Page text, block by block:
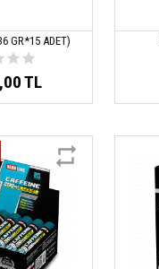
GR*15 ADET)
TL